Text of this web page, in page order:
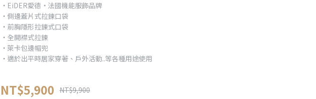
•EiDER愛德•法國機能服飾品牌
•側邊蓋片式拉鍊口袋
•前胸隱形拉鍊式口袋
•全開襟式拉鍊
•萊卡包邊帽兜
•適於出平時居家穿著、戶外活動..等各種用途使用
NT$5,900 NT$9,900